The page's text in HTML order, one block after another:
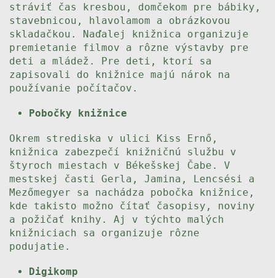
stráviť čas kresbou, domčekom pre bábiky,
stavebnicou, hlavolamom a obrázkovou
skladačkou. Naďalej knižnica organizuje
premietanie filmov a rôzne výstavby pre
deti a mládež. Pre deti, ktorí sa
zapisovali do knižnice majú nárok na
používanie počítačov.
Pobočky knižnice
Okrem strediska v ulici Kiss Ernő,
knižnica zabezpečí knižničnú službu v
štyroch miestach v Békešskej Čabe. V
mestskej časti Gerla, Jamina, Lencsési a
Mezőmegyer sa nachádza pobočka knižnice,
kde takisto možno čítať časopisy, noviny
a požičať knihy. Aj v týchto malých
knižniciach sa organizuje rôzne
podujatie.
Digikomp